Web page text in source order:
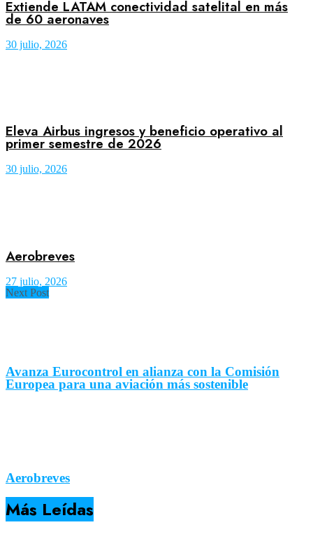
Extiende LATAM conectividad satelital en más
de 60 aeronaves
30 julio, 2026
Eleva Airbus ingresos y beneficio operativo al
primer semestre de 2026
30 julio, 2026
Aerobreves
27 julio, 2026
Next Post
Avanza Eurocontrol en alianza con la Comisión
Europea para una aviación más sostenible
Aerobreves
Más Leídas